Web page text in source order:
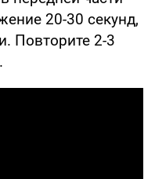
20-30 секунд,
Повторите 2-3